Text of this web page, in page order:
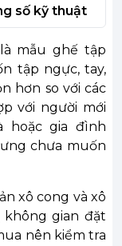
số kỹ thuật
mẫu ghế tập
tập ngực, tay,
hơn so với các
với người mới
hoặc gia đình
chưa muốn
xô cong và xô
gian đặt
nên kiểm tra